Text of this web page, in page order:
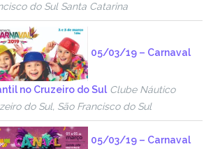
do Sul Santa Catarina
05/03/19 – Carnaval
no Cruzeiro do Sul Clube Náutico
do Sul, São Francisco do Sul
05/03/19 – Carnaval